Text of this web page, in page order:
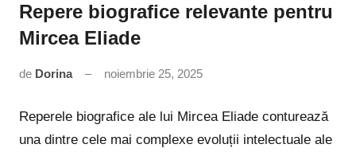
Repere biografice relevante pentru
Mircea Eliade
de Dorina noiembrie 25, 2025
Reperele biografice ale lui Mircea Eliade conturează
una dintre cele mai complexe evoluții intelectuale ale